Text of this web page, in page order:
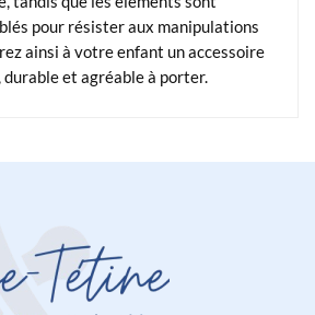
pour résister aux manipulations
ainsi à votre enfant un accessoire
et agréable à porter.